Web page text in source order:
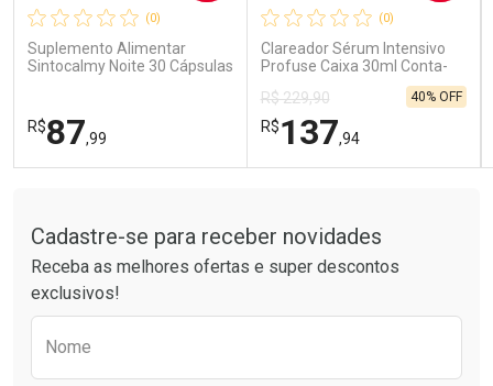
Comprar sem Desconto
Por R$ 14,39/cada
Comprar sem Desconto
Por R$ 14,39/cada
Comprar sem Desconto
Por R$ 26,99/cada
Comprar sem Desconto
Por R$ 26,99/cada
(0)
Suplemento Alimentar
Sintocalmy Noite 30 Cápsulas
R$87,99
Laboratório
Por Menos
(0)
Clareador Sérum Intensivo
Profuse Caixa 30ml Conta-
R$ 229,90
R$137,94
40% OFF
Laboratório
Por Menos
Cadastre-se para receber novidades
Receba as melhores ofertas e super descontos
exclusivos!
Nome